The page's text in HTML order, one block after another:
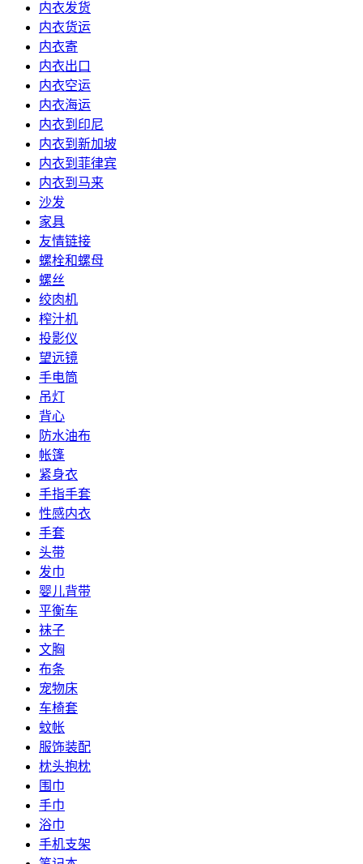
内衣发货
内衣货运
内衣寄
内衣出口
内衣空运
内衣海运
内衣到印尼
内衣到新加坡
内衣到菲律宾
内衣到马来
沙发
家具
友情链接
螺栓和螺母
螺丝
绞肉机
榨汁机
投影仪
望远镜
手电筒
吊灯
背心
防水油布
帐篷
紧身衣
手指手套
性感内衣
手套
头带
发巾
婴儿背带
平衡车
袜子
文胸
布条
宠物床
车椅套
蚊帐
服饰装配
枕头抱枕
围巾
手巾
浴巾
手机支架